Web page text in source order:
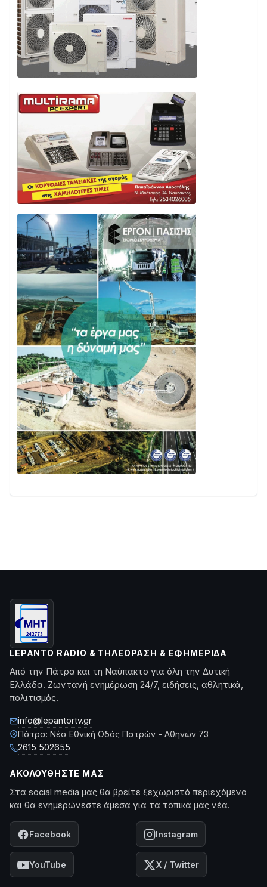
LEPANTO RADIO & ΤΗΛΕΌΡΑΣΗ & ΕΦΗΜΕΡΊΔΑ
Από την Πάτρα και τη Ναύπακτο για όλη την Δυτική
Ελλάδα. Ζωντανή ενημέρωση 24/7, ειδήσεις, αθλητικά,
πολιτισμός.
info@lepantortv.gr
Πάτρα: Νέα Εθνική Οδός Πατρών - Αθηνών 73
2615 502655
ΑΚΟΛΟΥΘΉΣΤΕ ΜΑΣ
Στα social media μας θα βρείτε ξεχωριστό περιεχόμενο
και θα ενημερώνεστε άμεσα για τα τοπικά μας νέα.
Facebook Instagram
YouTube X / Twitter